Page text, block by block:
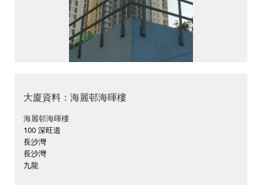
大廈資料：海麗邨海暉樓
海麗邨海暉樓
100 深旺道
長沙灣
長沙灣
九龍